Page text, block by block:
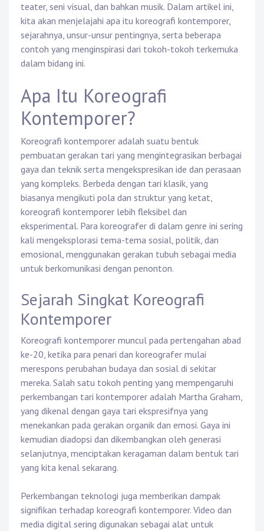
teater, seni visual, dan bahkan musik. Dalam artikel ini,
kita akan menjelajahi apa itu koreografi kontemporer,
sejarahnya, unsur-unsur pentingnya, serta beberapa
contoh yang menginspirasi dari tokoh-tokoh terkemuka
dalam bidang ini.
Apa Itu Koreografi
Kontemporer?
Koreografi kontemporer adalah suatu bentuk
pembuatan gerakan tari yang mengintegrasikan berbagai
gaya dan teknik serta mengekspresikan ide dan perasaan
yang kompleks. Berbeda dengan tari klasik, yang
biasanya mengikuti pola dan struktur yang ketat,
koreografi kontemporer lebih fleksibel dan
eksperimental. Para koreografer di dalam genre ini sering
kali mengeksplorasi tema-tema sosial, politik, dan
emosional, menggunakan gerakan tubuh sebagai media
untuk berkomunikasi dengan penonton.
Sejarah Singkat Koreografi
Kontemporer
Koreografi kontemporer muncul pada pertengahan abad
ke-20, ketika para penari dan koreografer mulai
merespons perubahan budaya dan sosial di sekitar
mereka. Salah satu tokoh penting yang mempengaruhi
perkembangan tari kontemporer adalah Martha Graham,
yang dikenal dengan gaya tari ekspresifnya yang
menekankan pada gerakan organik dan emosi. Gaya ini
kemudian diadopsi dan dikembangkan oleh generasi
selanjutnya, menciptakan keragaman dalam bentuk tari
yang kita kenal sekarang.
Perkembangan teknologi juga memberikan dampak
signifikan terhadap koreografi kontemporer. Video dan
media digital sering digunakan sebagai alat untuk